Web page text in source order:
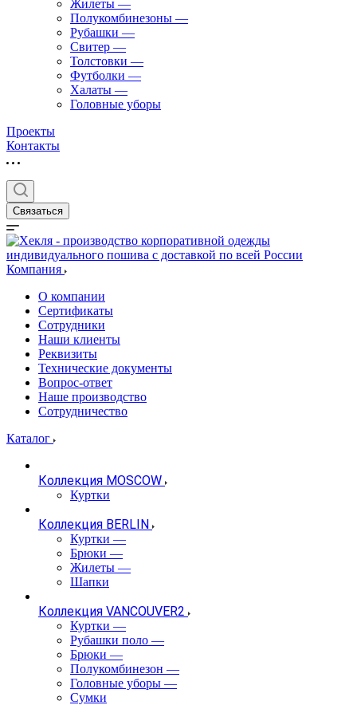
Жилеты —
Полукомбинезоны —
Рубашки —
Свитер —
Толстовки —
Футболки —
Халаты —
Головные уборы
Проекты
Контакты
Связаться
Компания
О компании
Сертификаты
Сотрудники
Наши клиенты
Реквизиты
Технические документы
Вопрос-ответ
Наше производство
Сотрудничество
Каталог
Коллекция MOSCOW
Куртки
Коллекция BERLIN
Куртки —
Брюки —
Жилеты —
Шапки
Коллекция VANCOUVER2
Куртки —
Рубашки поло —
Брюки —
Полукомбинезон —
Головные уборы —
Сумки